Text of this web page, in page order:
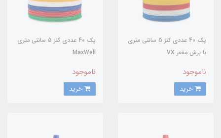
پک 40 عددي کنز 5 سانتي متري
با برش مقعر VX
ناموجود
پک 40 عددی کنز 5 سانتی متری
MaxWell
ناموجود